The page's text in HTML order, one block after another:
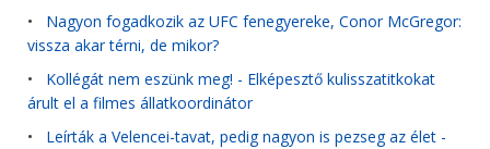
• Nagyon fogadkozik az UFC fenegyereke, Conor McGregor:
vissza akar térni, de mikor?
• Kollégát nem eszünk meg! - Elképesztő kulisszatitkokat
árult el a filmes állatkoordinátor
• Leírták a Velencei-tavat, pedig nagyon is pezseg az élet -